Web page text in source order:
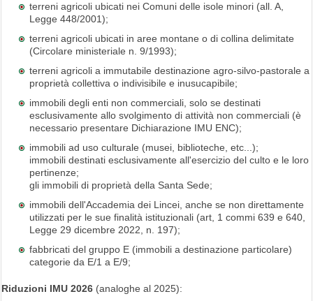
terreni agricoli ubicati nei Comuni delle isole minori (all. A,
Legge 448/2001);
terreni agricoli ubicati in aree montane o di collina delimitate
(Circolare ministeriale n. 9/1993);
terreni agricoli a immutabile destinazione agro-silvo-pastorale a
proprietà collettiva o indivisibile e inusucapibile;
immobili degli enti non commerciali, solo se destinati
esclusivamente allo svolgimento di attività non commerciali (è
necessario presentare Dichiarazione IMU ENC);
immobili ad uso culturale (musei, biblioteche, etc...);
immobili destinati esclusivamente all'esercizio del culto e le loro
pertinenze;
gli immobili di proprietà della Santa Sede;
immobili dell'Accademia dei Lincei, anche se non direttamente
utilizzati per le sue finalità istituzionali (art, 1 commi 639 e 640,
Legge 29 dicembre 2022, n. 197);
fabbricati del gruppo E (immobili a destinazione particolare)
categorie da E/1 a E/9;
Riduzioni IMU 2026(analoghe al 2025):